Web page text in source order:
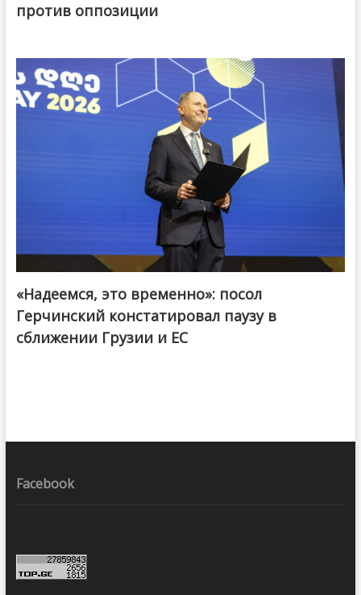
против оппозиции
«Надеемся, это временно»: посол
Герчинский констатировал паузу в
сближении Грузии и ЕС
Facebook